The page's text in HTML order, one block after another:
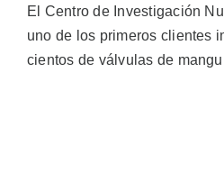
El Centro de Investigación
uno de los primeros clientes
cientos de válvulas de